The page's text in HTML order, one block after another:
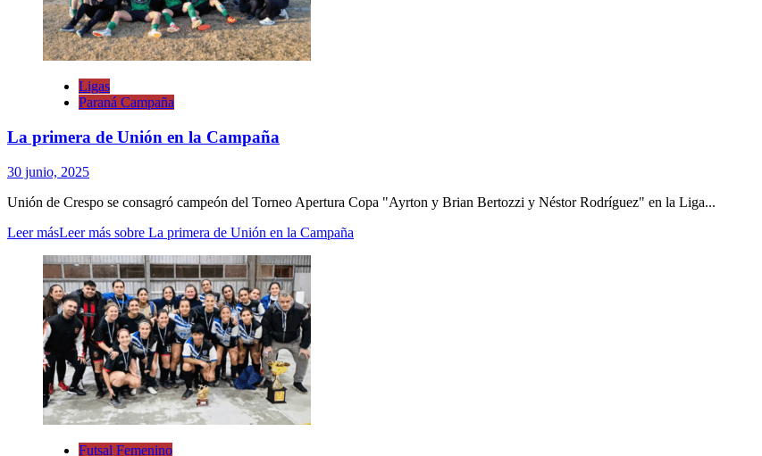
Ligas
Paraná Campaña
La primera de Unión en la Campaña
30 junio, 2025
Unión de Crespo se consagró campeón del Torneo Apertura Copa "Ayrton y Brian Bertozzi y Néstor Rodríguez" en la Liga...
Leer másLeer más sobre La primera de Unión en la Campaña
Futsal Femenino